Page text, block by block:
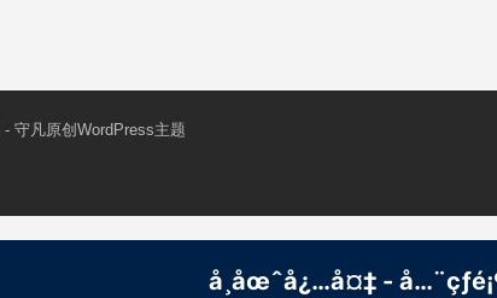
- 守凡原创 WordPress主题